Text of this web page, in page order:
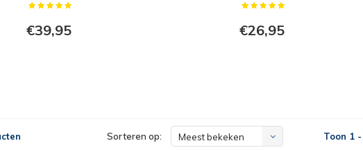
€39,95 €26,95
Sorteren op: Meest bekeken Toon 1